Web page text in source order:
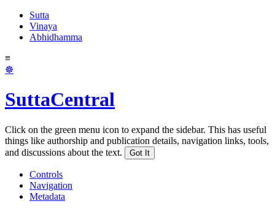
Sutta
Vinaya
Abhidhamma
≡
☸
SuttaCentral
Click on the green menu icon to expand the sidebar. This has useful
things like authorship and publication details, navigation links, tools,
and discussions about the text.
Got It
Controls
Navigation
Metadata